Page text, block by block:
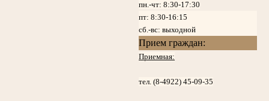
пн.-чт: 8:30-17:30
пт: 8:30-16:15
сб.-вс: выходной
Прием граждан:
Приемная:
тел. (8-4922) 45-09-35